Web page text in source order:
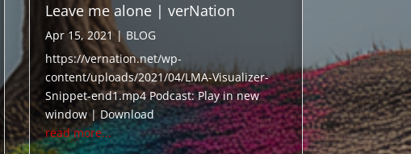
Leave me alone | verNation
Apr 15, 2021| BLOG
https://vernation.net/wp-
content/uploads/2021/04/LMA-Visualizer-
Snippet-end1.mp4 Podcast: Play in new
window | Download
read more...